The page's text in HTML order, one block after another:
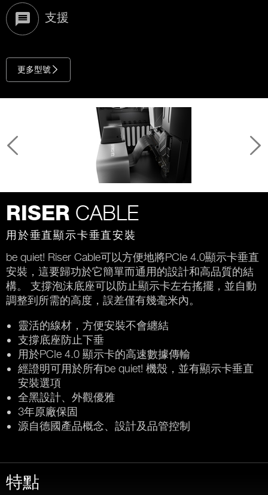
支援
更多型號
RISER CABLE
用於垂直顯示卡垂直安裝
be quiet! Riser Cable可以方便地將PCIe 4.0顯示卡垂直
安裝，這要歸功於它簡單而通用的設計和高品質的結
構。 支撐泡沫底座可以防止顯示卡左右搖擺，並自動
調整到所需的高度，誤差僅有幾毫米內。
靈活的線材，方便安裝不會纏結
支撐底座防止下垂
用於PCIe 4.0 顯示卡的高速數據傳輸
經證明可用於所有be quiet! 機殼，並有顯示卡垂直
安裝選項
全黑設計、外觀優雅
3年原廠保固
源自德國產品概念、設計及品管控制
特點